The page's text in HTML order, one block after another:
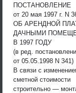
ПОСТАНОВЛЕНИЕ
от 20 мая 1997 г. N
ОБ АРЕНДНОЙ
ДАЧНЫМИ
В 1997 ГОДУ
(в ред.
от 05.05.1998 N 341)
В связи с
сметной стоимости
строительно —